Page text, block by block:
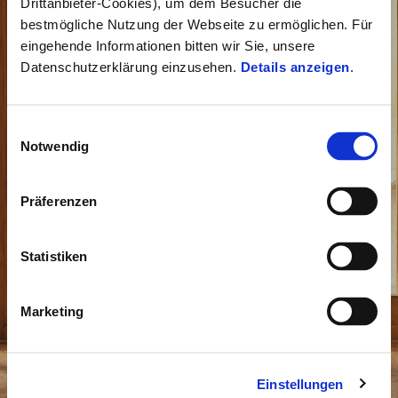
bestmögliche Nutzung der Webseite zu ermöglichen. Für
eingehende Informationen bitten wir Sie, unsere
Datenschutzerklärung einzusehen. Details anzeigen.
Notwendig
Präferenzen
Statistiken
Marketing
Einstellungen
Eine Hommage an den Mondkalender, in nummerierter